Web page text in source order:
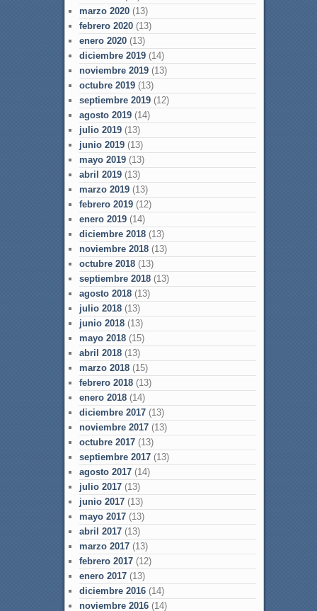
marzo 2020(13)
febrero 2020(13)
enero 2020(13)
diciembre 2019(14)
noviembre 2019(13)
octubre 2019(13)
septiembre 2019(12)
agosto 2019(14)
julio 2019(13)
junio 2019(13)
mayo 2019(13)
abril 2019(13)
marzo 2019(13)
febrero 2019(12)
enero 2019(14)
diciembre 2018(13)
noviembre 2018(13)
octubre 2018(13)
septiembre 2018(13)
agosto 2018(13)
julio 2018(13)
junio 2018(13)
mayo 2018(15)
abril 2018(13)
marzo 2018(15)
febrero 2018(13)
enero 2018(14)
diciembre 2017(13)
noviembre 2017(13)
octubre 2017(13)
septiembre 2017(13)
agosto 2017(14)
julio 2017(13)
junio 2017(13)
mayo 2017(13)
abril 2017(13)
marzo 2017(13)
febrero 2017(12)
enero 2017(13)
diciembre 2016(14)
noviembre 2016(14)